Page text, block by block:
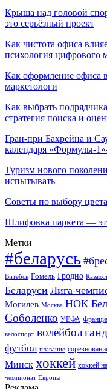
Крыша над головой
это серьёзный проект
Как чистота офиса
психология цифрового
Как оформление офиса
маркетологи
Как выбрать
стратегия поиска и
Гран-при Бахрейна и
календаря «Формулы-
Туризм нового
испытывать
Советы по выбору
Шлифовка паркета —
Метки
#беларусь
Витебск Гомель Гродно
Беларуси Лига
Могилев Москва НОК
Соболенко УЕФА
велоспорт волейбол
футбол плавание
Минск хоккей хоккей
чемпионат Европы